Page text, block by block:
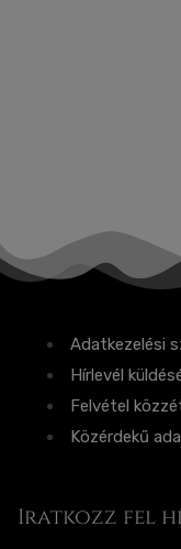
Adatkezelési
Hírlevél
Felvétel
Közérdekű
Iratkozz fel